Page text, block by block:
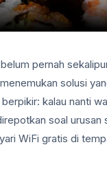
pernah
solusi
kalau nanti
soal urusan
WiFi gratis di